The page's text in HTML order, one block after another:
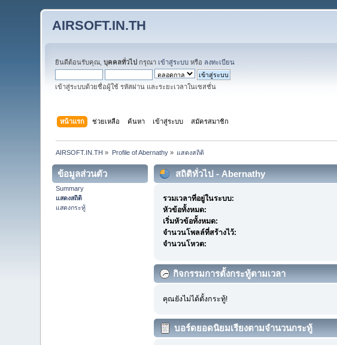
AIRSOFT.IN.TH
ยินดีต้อนรับคุณ,บุคคลทั่วไป กรุณา เข้าสู่ระบบ หรือ ลงทะเบียน
เข้าสู่ระบบด้วยชื่อผู้ใช้ รหัสผ่าน และระยะเวลาในเซสชั่น
หน้าแรก ช่วยเหลือ ค้นหา เข้าสู่ระบบ สมัครสมาชิก
AIRSOFT.IN.TH » Profile of Abernathy» แสดงสถิติ
ข้อมูลส่วนตัว
Summary
แสดงสถิติ
แสดงกระทู้
สถิติทั่วไป - Abernathy
รวมเวลาที่อยู่ในระบบ:
หัวข้อทั้งหมด:
เริ่มหัวข้อทั้งหมด:
จำนวนโพลล์ที่สร้างไว้:
จำนวนโหวต:
กิจกรรมการตั้งกระทู้ตามเวลา
คุณยังไม่ได้ตั้งกระทู้!
บอร์ดยอดนิยมเรียงตามจำนวนกระทู้